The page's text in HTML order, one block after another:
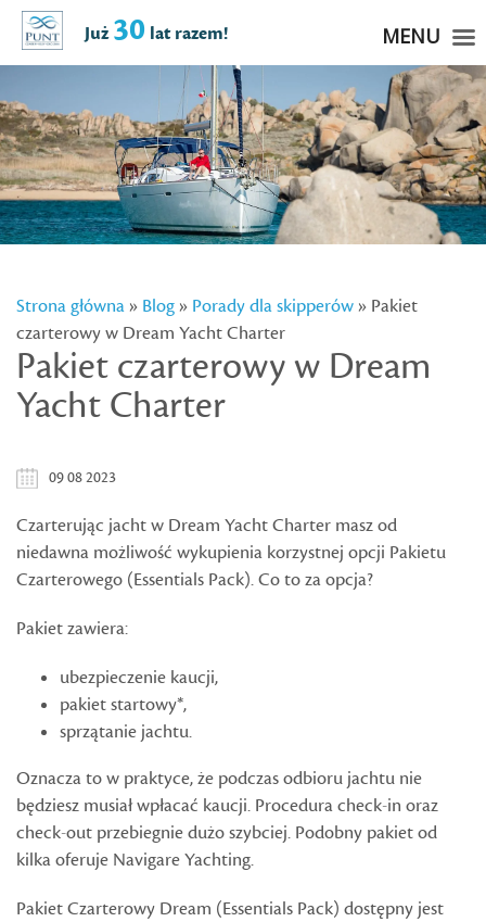
Strona główna» Blog» Porady dla skipperów» Pakiet
czarterowy w Dream Yacht Charter
Pakiet czarterowy w Dream
Yacht Charter
09 08 2023
Czarterując jacht w Dream Yacht Charter masz od
niedawna możliwość wykupienia korzystnej opcji Pakietu
Czarterowego (Essentials Pack). Co to za opcja?
Pakiet zawiera:
ubezpieczenie kaucji,
pakiet startowy*,
sprzątanie jachtu.
Oznacza to w praktyce, że podczas odbioru jachtu nie
będziesz musiał wpłacać kaucji. Procedura check-in oraz
check-out przebiegnie dużo szybciej. Podobny pakiet od
kilka oferuje Navigare Yachting.
Pakiet Czarterowy Dream (Essentials Pack) dostępny jest
Już30 lat razem! MENU